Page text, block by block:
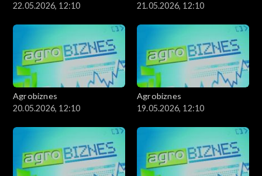
22.05.2026, 12:10
21.05.2026, 12:10
Agrobiznes
20.05.2026, 12:10
Agrobiznes
19.05.2026, 12:10